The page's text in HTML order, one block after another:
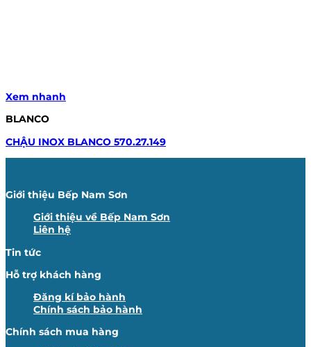
Xem nhanh
BLANCO
CHẬU INOX BLANCO 570.27.149
Giới thiệu Bếp Nam Sơn
Giới thiệu về Bếp Nam Sơn
Liên hệ
Tin tức
Hỗ trợ khách hàng
Đăng kí bảo hành
Chính sách bảo hành
Chính sách mua hàng